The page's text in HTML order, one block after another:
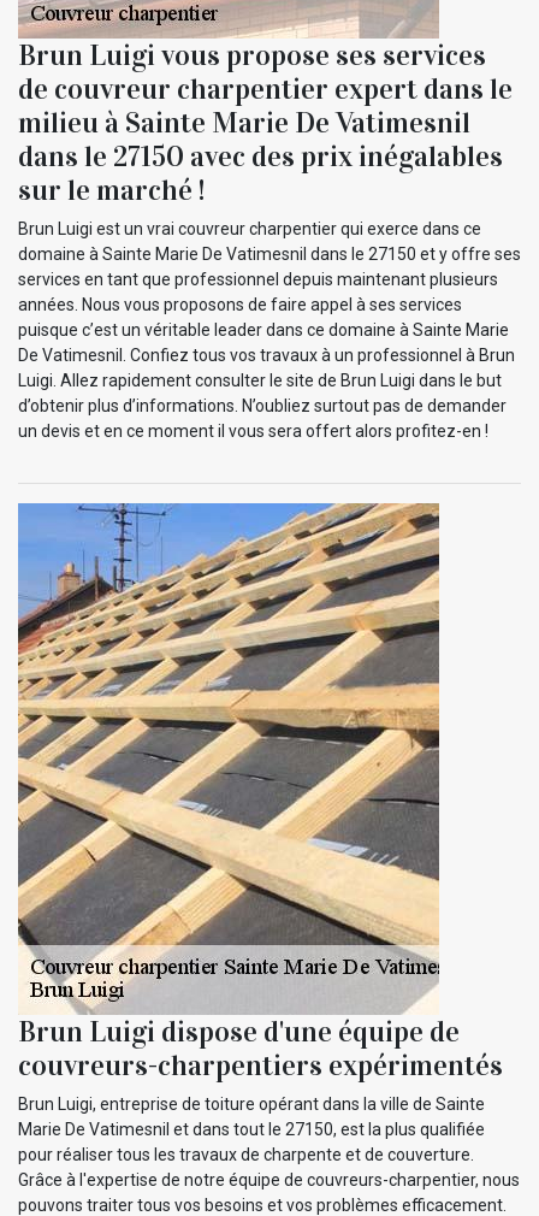
Brun Luigi vous propose ses services
de couvreur charpentier expert dans le
milieu à Sainte Marie De Vatimesnil
dans le 27150 avec des prix inégalables
sur le marché !
Brun Luigi est un vrai couvreur charpentier qui exerce dans ce
domaine à Sainte Marie De Vatimesnil dans le 27150 et y offre ses
services en tant que professionnel depuis maintenant plusieurs
années. Nous vous proposons de faire appel à ses services
puisque c’est un véritable leader dans ce domaine à Sainte Marie
De Vatimesnil. Confiez tous vos travaux à un professionnel à Brun
Luigi. Allez rapidement consulter le site de Brun Luigi dans le but
d’obtenir plus d’informations. N’oubliez surtout pas de demander
un devis et en ce moment il vous sera offert alors profitez-en !
Brun Luigi dispose d'une équipe de
couvreurs-charpentiers expérimentés
Brun Luigi, entreprise de toiture opérant dans la ville de Sainte
Marie De Vatimesnil et dans tout le 27150, est la plus qualifiée
pour réaliser tous les travaux de charpente et de couverture.
Grâce à l'expertise de notre équipe de couvreurs-charpentier, nous
pouvons traiter tous vos besoins et vos problèmes efficacement.